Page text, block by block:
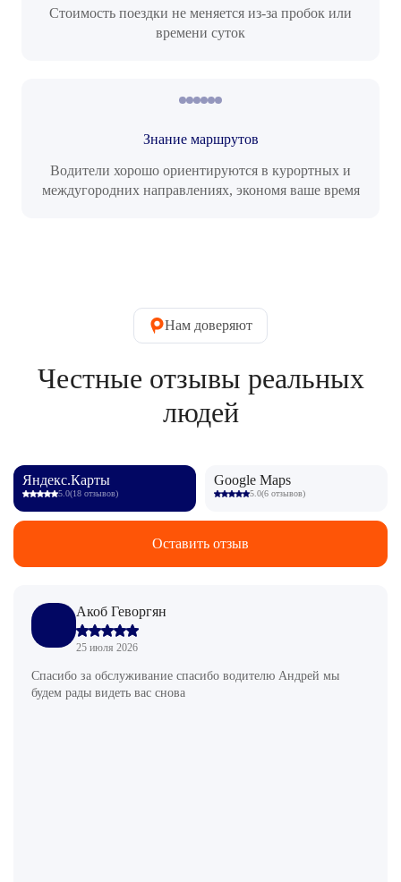
Стоимость поездки не меняется из-за пробок или
времени суток
Знание маршрутов
Водители хорошо ориентируются в курортных и
междугородних направлениях, экономя ваше время
Нам доверяют
Честные отзывы реальных
людей
Яндекс.Карты
5.0(18 отзывов)
Google Maps
5.0(6 отзывов)
Оставить отзыв
Акоб Геворгян
25 июля 2026
Спасибо за обслуживание спасибо водителю Андрей мы
будем рады видеть вас снова